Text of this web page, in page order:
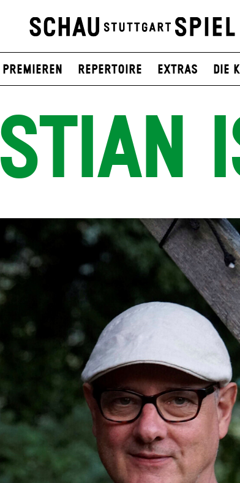
Premieren Repertoire Extras Die